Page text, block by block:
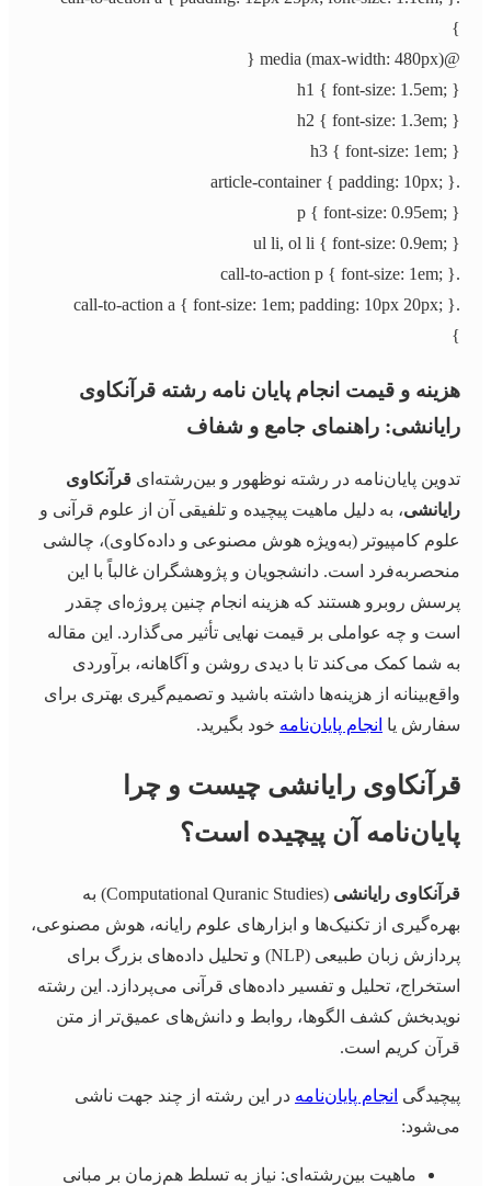
}
@media (max-width: 480px) {
h1 { font-size: 1.5em; }
h2 { font-size: 1.3em; }
h3 { font-size: 1em; }
.article-container { padding: 10px; }
p { font-size: 0.95em; }
ul li, ol li { font-size: 0.9em; }
.call-to-action p { font-size: 1em; }
.call-to-action a { font-size: 1em; padding: 10px 20px; }
}
هزینه و قیمت انجام پایان نامه رشته قرآنکاوی
رایانشی: راهنمای جامع و شفاف
تدوین پایان‌نامه در رشته نوظهور و بین‌رشته‌ای قرآنکاوی
رایانشی، به دلیل ماهیت پیچیده و تلفیقی آن از علوم قرآنی و
علوم کامپیوتر (به‌ویژه هوش مصنوعی و داده‌کاوی)، چالشی
منحصربه‌فرد است. دانشجویان و پژوهشگران غالباً با این
پرسش روبرو هستند که هزینه انجام چنین پروژه‌ای چقدر
است و چه عواملی بر قیمت نهایی تأثیر می‌گذارد. این مقاله
به شما کمک می‌کند تا با دیدی روشن و آگاهانه، برآوردی
واقع‌بینانه از هزینه‌ها داشته باشید و تصمیم‌گیری بهتری برای
سفارش یا انجام پایان‌نامه خود بگیرید.
قرآنکاوی رایانشی چیست و چرا
پایان‌نامه آن پیچیده است؟
قرآنکاوی رایانشی
(Computational Quranic Studies) به
بهره‌گیری از تکنیک‌ها و ابزارهای علوم رایانه، هوش مصنوعی،
پردازش زبان طبیعی (NLP) و تحلیل داده‌های بزرگ برای
استخراج، تحلیل و تفسیر داده‌های قرآنی می‌پردازد. این رشته
نویدبخش کشف الگوها، روابط و دانش‌های عمیق‌تر از متن
قرآن کریم است.
پیچیدگی انجام پایان‌نامه در این رشته از چند جهت ناشی
می‌شود:
ماهیت بین‌رشته‌ای: نیاز به تسلط هم‌زمان بر مبانی